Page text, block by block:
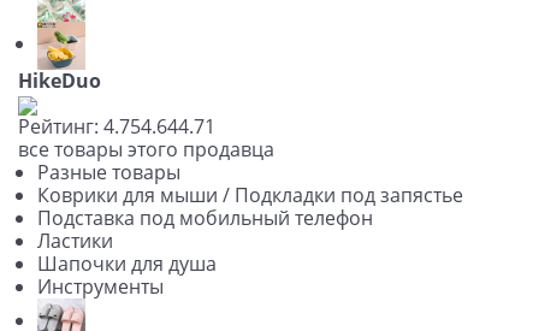
HikeDuo
Рейтинг: 4.754.644.71
все товары этого продавца
Разные товары
Коврики для мыши / Подкладки под запястье
Подставка под мобильный телефон
Ластики
Шапочки для душа
Инструменты